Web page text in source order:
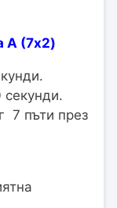
А (7x2)
секунди.
7 пъти през